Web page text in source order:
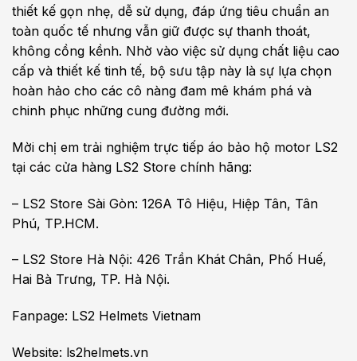
thiết kế gọn nhẹ, dễ sử dụng, đáp ứng tiêu chuẩn an
toàn quốc tế nhưng vẫn giữ được sự thanh thoát,
không cồng kềnh. Nhờ vào việc sử dụng chất liệu cao
cấp và thiết kế tinh tế, bộ sưu tập này là sự lựa chọn
hoàn hảo cho các cô nàng đam mê khám phá và
chinh phục những cung đường mới.
Mời chị em trải nghiệm trực tiếp áo bảo hộ motor LS2
tại các cửa hàng LS2 Store chính hãng:
– LS2 Store Sài Gòn: 126A Tô Hiệu, Hiệp Tân, Tân
Phú, TP.HCM.
– LS2 Store Hà Nội: 426 Trần Khát Chân, Phố Huế,
Hai Bà Trưng, TP. Hà Nội.
Fanpage: LS2 Helmets Vietnam
Website: ls2helmets.vn